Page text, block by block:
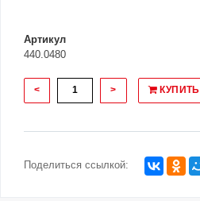
Артикул
440.0480
< > КУПИТЬ
Поделиться ссылкой: